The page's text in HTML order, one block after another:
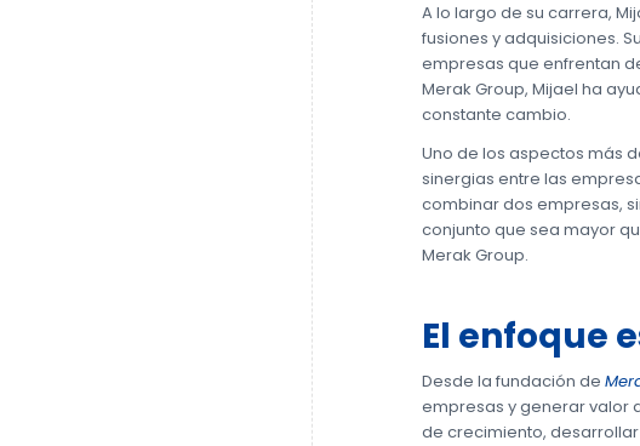
A lo largo de su carrera,
fusiones y adquisiciones.
empresas que enfrentan
Merak Group, Mijael ha
constante cambio.
Uno de los aspectos más
sinergias entre las
combinar dos empresas,
conjunto que sea mayor
Merak Group.
El enfoque
Desde la fundación de
empresas y generar valor
de crecimiento,